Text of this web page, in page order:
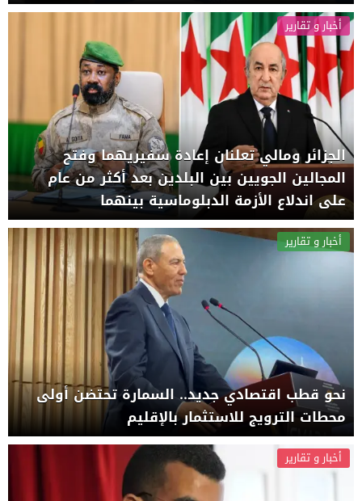
أخبار و تقارير
الجزائر ومالي تعلنان إعادة سفيريهما وفتح
المجالين الجويين بين البلدين بعد أكثر من عام
على اندلاع الأزمة الدبلوماسية بينهما
أخبار و تقارير
نحو قطب اقتصادي جديد.. السمارة تحتضن أولى
محطات الترويج للاستثمار بالإقليم
أخبار و تقارير